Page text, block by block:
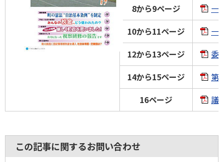
8から9ページ
一
10から11ページ
一
12から13ページ
委
14から15ページ
第
16ページ
議
この記事に関するお問い合わせ